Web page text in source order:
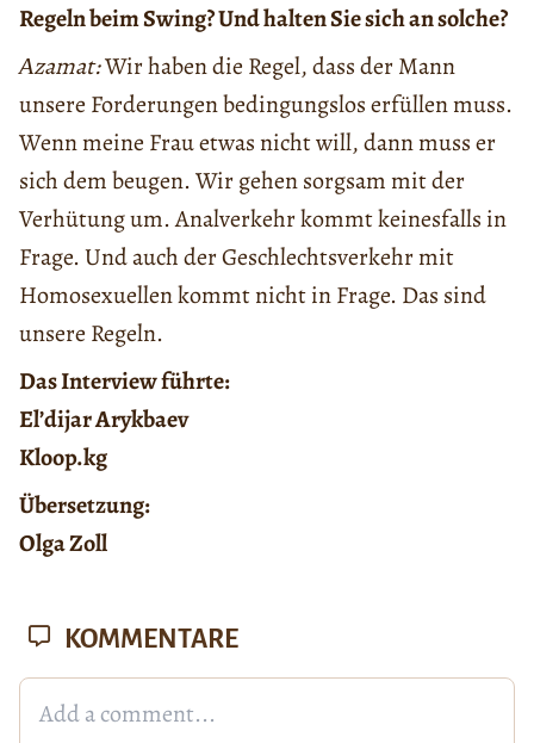
Regeln beim Swing? Und halten Sie sich an solche?
Аzamat:Wir haben die Regel, dass der Mann
unsere Forderungen bedingungslos erfüllen muss.
Wenn meine Frau etwas nicht will, dann muss er
sich dem beugen. Wir gehen sorgsam mit der
Verhütung um. Analverkehr kommt keinesfalls in
Frage. Und auch der Geschlechtsverkehr mit
Homosexuellen kommt nicht in Frage. Das sind
unsere Regeln.
Das Interview führte:
El’dijar Arykbaev
Kloop.kg
Übersetzung:
Olga Zoll
KOMMENTARE